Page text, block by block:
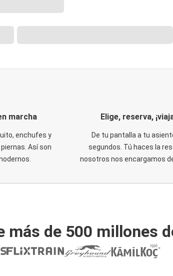
marcha
enchufes y
Así son
Elige, reserva,
De tu pantalla a tu
segundos. Tú haces la
nosotros nos encargamos
más de 500 millones